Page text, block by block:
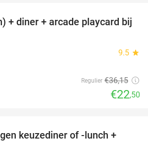
38%
+ diner + arcade playcard bij
9.5 star
Regulier €36,15
€22,50
keuzediner of -lunch +